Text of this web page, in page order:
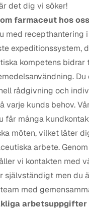
det dig vi söker!
farmaceut hos oss
med recepthantering
expeditionssystem,
kompetens bidrar
rådgivning och
varje kunds behov.
får många
möten, vilket låter
arbete.
vi kontakten med
självständigt men du
med
arbetsuppgifter